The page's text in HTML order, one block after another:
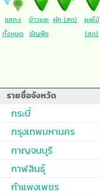
แสดง
ทั้งหมด
ข้าวและ
ธัญพืช
ผัก (สด)
ผลไม้
(สด)
รายชื่อจังหวัด
กระบี่
กรุงเทพมหานคร
กาญจนบุรี
กาฬสินธุ์
กำแพงเพชร